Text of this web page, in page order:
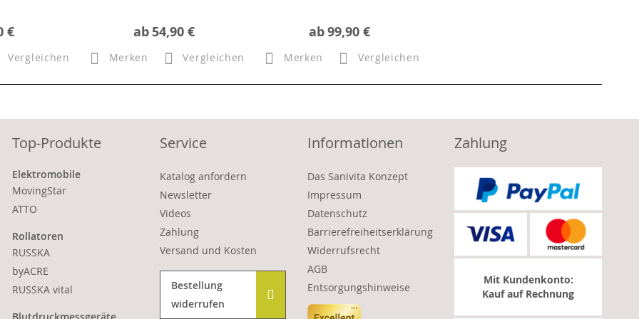
€
Vergleichen
ab 54,90 €
Merken Vergleichen
ab99,90 €
Merken Vergleichen
Top-Produkte
Elektromobile
MovingStar
ATTO
Rollatoren
RUSSKA
byACRE
RUSSKA vital
Service
Katalog anfordern
Newsletter
Videos
Zahlung
Versand und Kosten
Bestellung
widerrufen
Informationen
Das Sanivita Konzept
Impressum
Datenschutz
Barrierefreiheitserklärung
Widerrufsrecht
AGB
Entsorgungshinweise
Zahlung
Mit Kundenkonto:
Kauf auf Rechnung